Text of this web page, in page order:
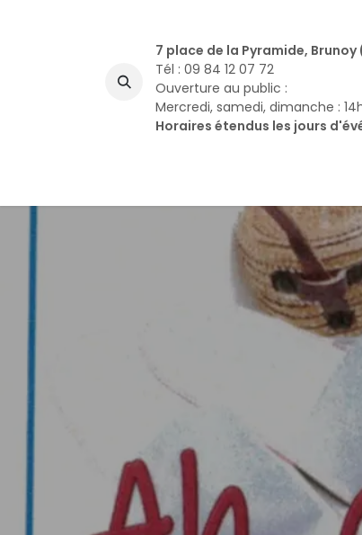
7 place de la Pyramide, Brunoy
Tél : 09 84 12 07 72
Ouverture au public :
Mercredi, samedi, dimanche :
Horaires étendus les jours